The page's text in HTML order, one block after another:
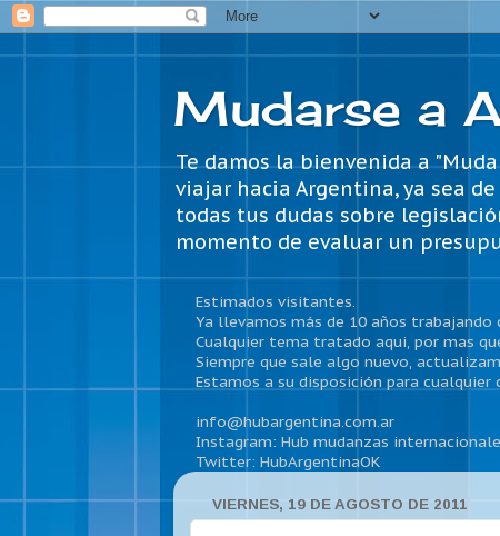
Mudarse a
Te damos la bienvenida a
viajar hacia Argentina, ya sea
todas tus dudas sobre
momento de evaluar un
Estimados visitantes.
Ya llevamos más de 10 años
Cualquier tema tratado aqui, por mas
Siempre que sale algo nuevo,
Estamos a su disposición para
info@hubargentina.com.ar
Instagram: Hub mudanzas
Twitter: HubArgentinaOK
VIERNES, 19 DE AGOSTO DE 2011